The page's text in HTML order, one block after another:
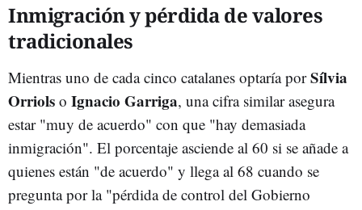
Inmigración y pérdida de valores
tradicionales
Mientras uno de cada cinco catalanes optaría porSílvia
Orriols o Ignacio Garriga, una cifra similar asegura
estar "muy de acuerdo" con que "hay demasiada
inmigración". El porcentaje asciende al 60 si se añade a
quienes están "de acuerdo" y llega al 68 cuando se
pregunta por la "pérdida de control del Gobierno